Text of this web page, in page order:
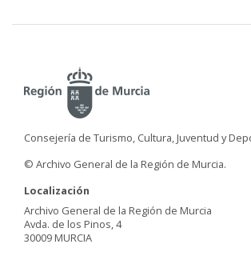
Consejería de Turismo, Cultura, Juventud y
© Archivo General de la Región de Murcia.
Localización
Archivo General de la Región de Murcia
Avda. de los Pinos, 4
30009 MURCIA